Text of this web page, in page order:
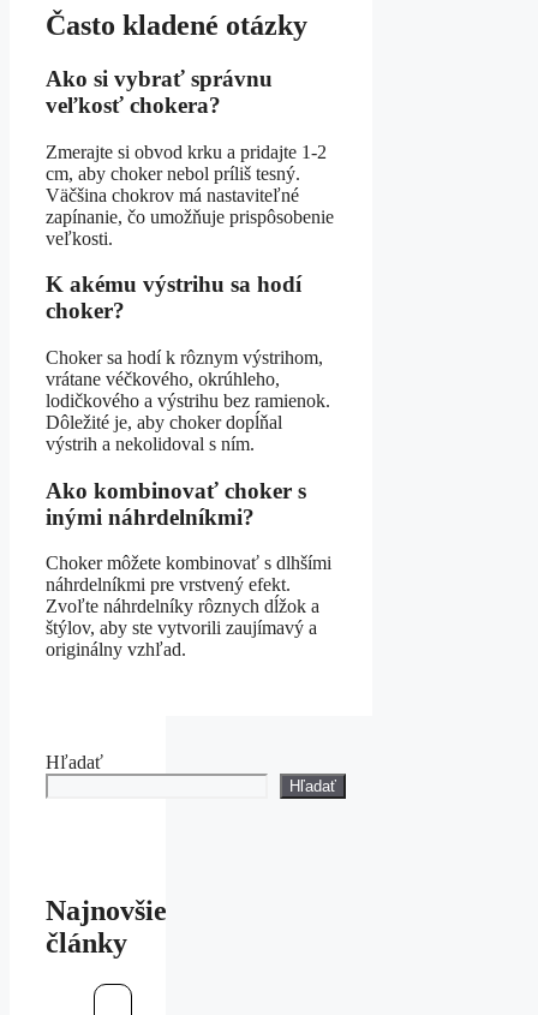
Často kladené otázky
Ako si vybrať správnu
veľkosť chokera?
Zmerajte si obvod krku a pridajte 1-2
cm, aby choker nebol príliš tesný.
Väčšina chokrov má nastaviteľné
zapínanie, čo umožňuje prispôsobenie
veľkosti.
K akému výstrihu sa hodí
choker?
Choker sa hodí k rôznym výstrihom,
vrátane véčkového, okrúhleho,
lodičkového a výstrihu bez ramienok.
Dôležité je, aby choker dopĺňal
výstrih a nekolidoval s ním.
Ako kombinovať choker s
inými náhrdelníkmi?
Choker môžete kombinovať s dlhšími
náhrdelníkmi pre vrstvený efekt.
Zvoľte náhrdelníky rôznych dĺžok a
štýlov, aby ste vytvorili zaujímavý a
originálny vzhľad.
Hľadať
Hľadať
Najnovšie
články